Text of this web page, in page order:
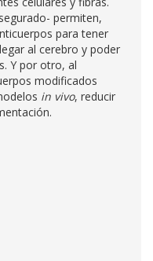
permiten,
para tener
al cerebro y poder
Y por otro, al
modificados
in vivo, reducir